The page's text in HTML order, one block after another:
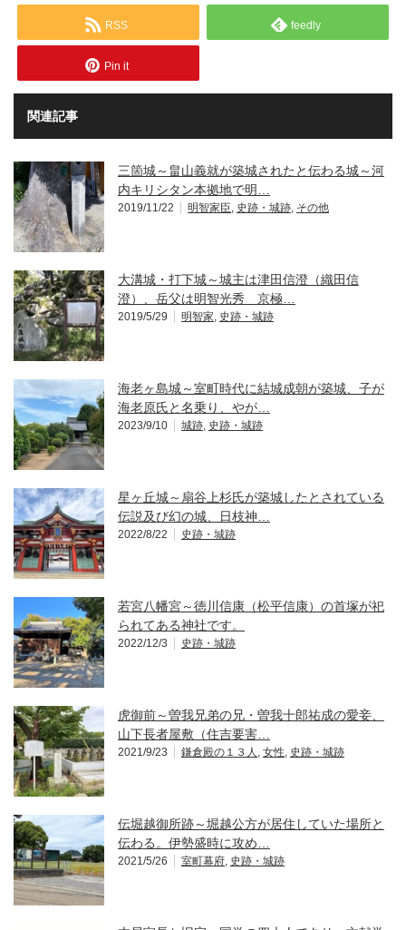
RSS feedly
Pin it
関連記事
三箇城～畠山義就が築城されたと伝わる城～河
内キリシタン本拠地で明…
2019/11/22 明智家臣 史跡・城跡 その他
大溝城・打下城～城主は津田信澄（織田信
澄）、岳父は明智光秀 京極…
2019/5/29 明智家 史跡・城跡
海老ヶ島城～室町時代に結城成朝が築城、子が
海老原氏と名乗り、やが…
2023/9/10 城跡 史跡・城跡
星ヶ丘城～扇谷上杉氏が築城したとされている
伝説及び幻の城、日枝神…
2022/8/22 史跡・城跡
若宮八幡宮～徳川信康（松平信康）の首塚が祀
られてある神社です。
2022/12/3 史跡・城跡
虎御前～曽我兄弟の兄・曽我十郎祐成の愛妾、
山下長者屋敷（住吉要害…
2021/9/23 鎌倉殿の１３人 女性 史跡・城跡
伝堀越御所跡～堀越公方が居住していた場所と
伝わる。伊勢盛時に攻め…
2021/5/26 室町幕府 史跡・城跡